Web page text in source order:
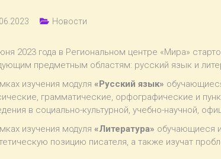
Новости
2023 года в Региональном центре «Мира»
предметным областям: русский язык и
изучения модуля «Русский язык»
грамматические, орфографические и
в социально-культурной, учебно-научной,
изучения модуля «Литература» обучающиеся
позицию писателя, а также изучат